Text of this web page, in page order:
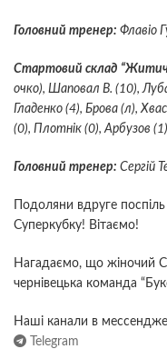
Головний тренер: Флавіо
Стартовий склад
очко), Шаповал В. (10),
Гладенко (4), Брова (л),
(0), Плотнік (0), Арбузов
Головний тренер: Сергій
Подоляни вдруге
Суперкубку! Вітаємо!
Нагадаємо, що жіночий
чернівецька команда
Наші канали в
Telegram